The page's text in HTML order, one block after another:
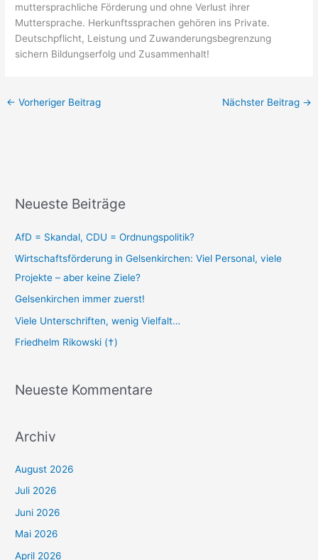
muttersprachliche Förderung und ohne Verlust ihrer
Muttersprache. Herkunftssprachen gehören ins Private.
Deutschpflicht, Leistung und Zuwanderungsbegrenzung
sichern Bildungserfolg und Zusammenhalt!
← Vorheriger Beitrag Nächster Beitrag →
Neueste Beiträge
AfD = Skandal, CDU = Ordnungspolitik?
Wirtschaftsförderung in Gelsenkirchen: Viel Personal, viele
Projekte – aber keine Ziele?
Gelsenkirchen immer zuerst!
Viele Unterschriften, wenig Vielfalt…
Friedhelm Rikowski (†)
Neueste Kommentare
Archiv
August 2026
Juli 2026
Juni 2026
Mai 2026
April 2026